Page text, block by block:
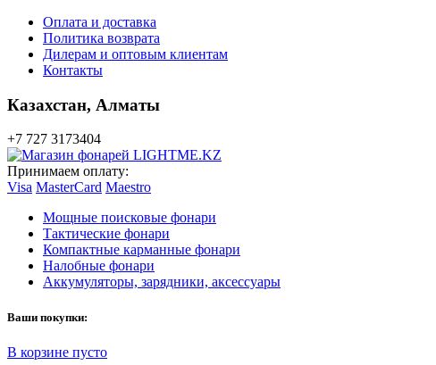
Оплата и доставка
Политика возврата
Дилерам и оптовым клиентам
Контакты
Казахстан, Алматы
+7 727 3173404
Принимаем оплату:
Visa MasterCard Maestro
Мощные поисковые фонари
Тактические фонари
Компактные карманные фонари
Налобные фонари
Аккумуляторы, зарядники, аксессуары
Ваши покупки:
В корзине пусто